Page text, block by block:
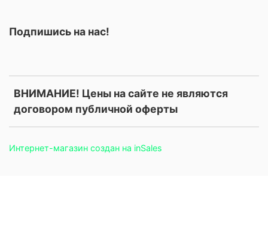
ВНИМАНИЕ! Цены на сайте не являются
договором публичной оферты
Подпишись на нас!
Интернет-магазин создан на inSales